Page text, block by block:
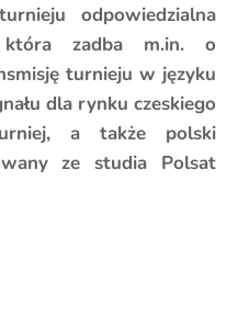
odpowiedzialna
która zadba m.in. o
turnieju w języku
dla rynku czeskiego
a także polski
ze studia Polsat